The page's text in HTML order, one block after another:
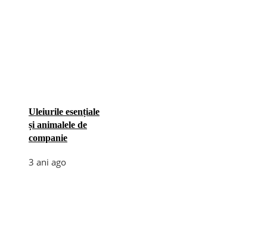
Uleiurile esențiale
și animalele de
companie
3 ani ago